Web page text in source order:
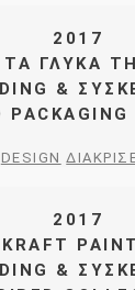
2017
ΤΑ ΓΛΥΚΑ
&
PACKAGING
DESIGN
2017
KRAFT
&